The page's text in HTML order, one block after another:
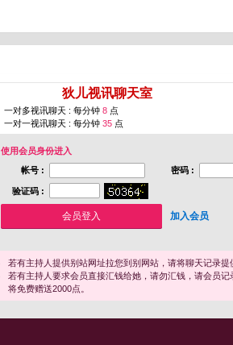
狄儿视讯聊天室
一对多视讯聊天 : 每分钟 8 点
一对一视讯聊天 : 每分钟 35 点
使用会员身份进入
帐号 :
密码 :
验证码 :
加入会员
若有主持人提供别站网址拉您到别网站，请将聊天记录提
若有主持人要求会员直接汇钱给她，请勿汇钱，请会员
将免费赠送2000点。